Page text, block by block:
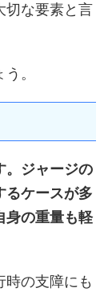
切な要素と言
。
。ジャージの
るケースが多
身の重量も軽
の支障にも